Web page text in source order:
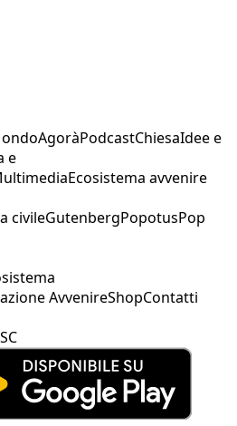
AgoràPodcastChiesaIdee e
e
Ecosistema avvenire
civileGutenbergPopotusPop
AvvenireShopContatti